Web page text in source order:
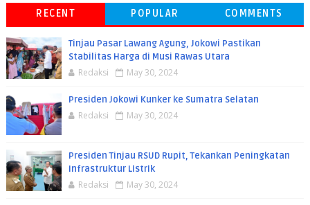
RECENT POPULAR COMMENTS
Tinjau Pasar Lawang Agung, Jokowi Pastikan
Stabilitas Harga di Musi Rawas Utara
Redaksi May 30, 2024
Presiden Jokowi Kunker ke Sumatra Selatan
Redaksi May 30, 2024
Presiden Tinjau RSUD Rupit, Tekankan Peningkatan
Infrastruktur Listrik
Redaksi May 30, 2024